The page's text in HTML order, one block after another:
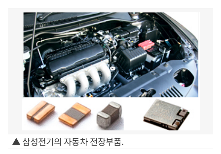
▲ 삼성전기의 자동차 전장부품.